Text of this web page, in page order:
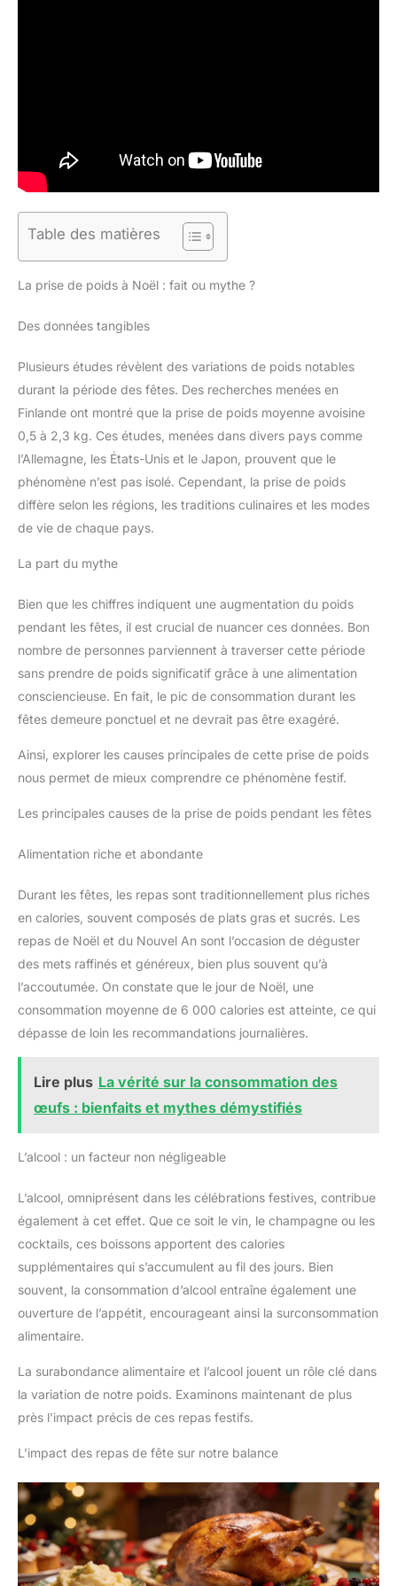
Table des matières
La prise de poids à Noël : fait ou mythe ?
Des données tangibles
Plusieurs études révèlent des variations de poids notables
durant la période des fêtes. Des recherches menées en
Finlande ont montré que la prise de poids moyenne avoisine
0,5 à 2,3 kg. Ces études, menées dans divers pays comme
l’Allemagne, les États-Unis et le Japon, prouvent que le
phénomène n’est pas isolé. Cependant, la prise de poids
diffère selon les régions, les traditions culinaires et les modes
de vie de chaque pays.
La part du mythe
Bien que les chiffres indiquent une augmentation du poids
pendant les fêtes, il est crucial de nuancer ces données. Bon
nombre de personnes parviennent à traverser cette période
sans prendre de poids significatif grâce à une alimentation
consciencieuse. En fait, le pic de consommation durant les
fêtes demeure ponctuel et ne devrait pas être exagéré.
Ainsi, explorer les causes principales de cette prise de poids
nous permet de mieux comprendre ce phénomène festif.
Les principales causes de la prise de poids pendant les fêtes
Alimentation riche et abondante
Durant les fêtes, les repas sont traditionnellement plus riches
en calories, souvent composés de plats gras et sucrés. Les
repas de Noël et du Nouvel An sont l’occasion de déguster
des mets raffinés et généreux, bien plus souvent qu’à
l’accoutumée. On constate que le jour de Noël, une
consommation moyenne de 6 000 calories est atteinte, ce qui
dépasse de loin les recommandations journalières.
Lire plus La vérité sur la consommation des
œufs : bienfaits et mythes démystifiés
L’alcool : un facteur non négligeable
L’alcool, omniprésent dans les célébrations festives, contribue
également à cet effet. Que ce soit le vin, le champagne ou les
cocktails, ces boissons apportent des calories
supplémentaires qui s’accumulent au fil des jours. Bien
souvent, la consommation d’alcool entraîne également une
ouverture de l’appétit, encourageant ainsi la surconsommation
alimentaire.
La surabondance alimentaire et l’alcool jouent un rôle clé dans
la variation de notre poids. Examinons maintenant de plus
près l’impact précis de ces repas festifs.
L’impact des repas de fête sur notre balance